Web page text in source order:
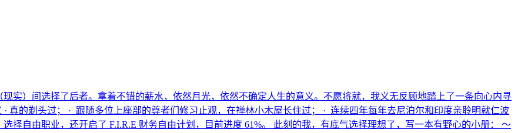
实）间选择了后者。拿着不错的薪水，依然月光，依然不确定人生的意义。不愿将就，我义无反顾地踏上了一条向心内寻
的剃头过； · 跟随多位上座部的尊者们修习止观，在禅林小木屋长住过； · 连续四年每年去尼泊尔和印度亲聆明就仁波
自由职业，还开启了 F.I.R.E 财务自由计划，目前进度 61%。 此刻的我，有底气选择理想了，写一本有野心的小册： ～